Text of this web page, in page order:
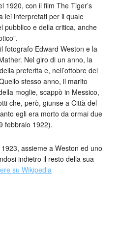
1920, con il film The Tiger’s
lei interpretati per il quale
pubblico e della critica, anche
fotografo Edward Weston e la
Nel giro di un anno, la
preferita e, nell’ottobre del
stesso anno, il marito
moglie, scappò in Messico,
che, però, giunse a Città del
egli era morto da ormai due
febbraio 1922).
assieme a Weston ed uno
indietro il resto della sua
su Wikipedia